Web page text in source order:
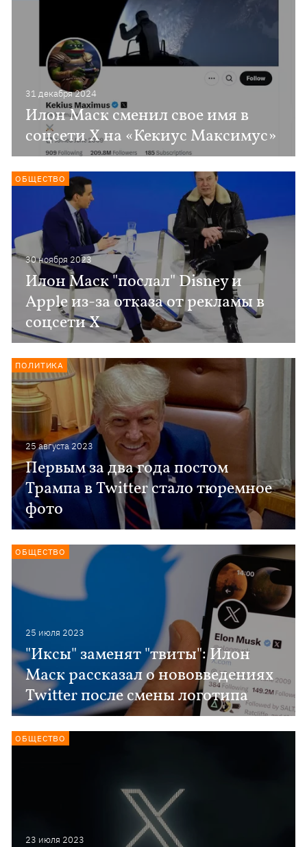
31 декабря 2024
Илон Маск сменил свое имя в
соцсети X на «Кекиус Максимус»
30 ноября 2023
Илон Маск "послал" Disney и
Apple из-за отказа от рекламы в
соцсети Х
ОБЩЕСТВО
25 августа 2023
Первым за два года постом
Трампа в Twitter стало тюремное
фото
ПОЛИТИКА
25 июля 2023
"Иксы" заменят "твиты": Илон
Маск рассказал о нововведениях
Twitter после смены логотипа
ОБЩЕСТВО
23 июля 2023
ОБЩЕСТВО